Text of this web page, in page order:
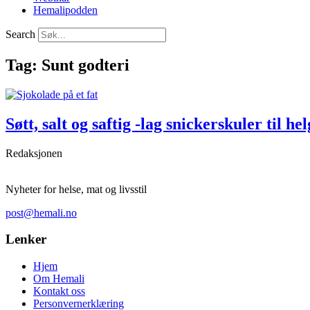
Hemalipodden
Search
Tag: Sunt godteri
Søtt, salt og saftig -lag snickerskuler til
Redaksjonen
Nyheter for helse, mat og livsstil
post@hemali.no
Lenker
Hjem
Om Hemali
Kontakt oss
Personvernerklæring